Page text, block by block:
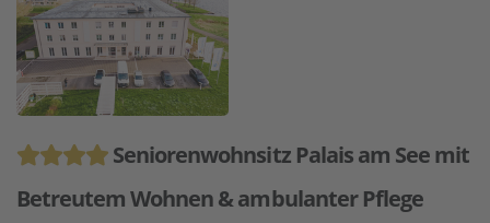
Seniorenwohnsitz Palais am See mit
Betreutem Wohnen & ambulanter Pflege